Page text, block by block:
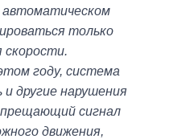
автоматическом
только
году, система
другие нарушения
сигнал
движения,